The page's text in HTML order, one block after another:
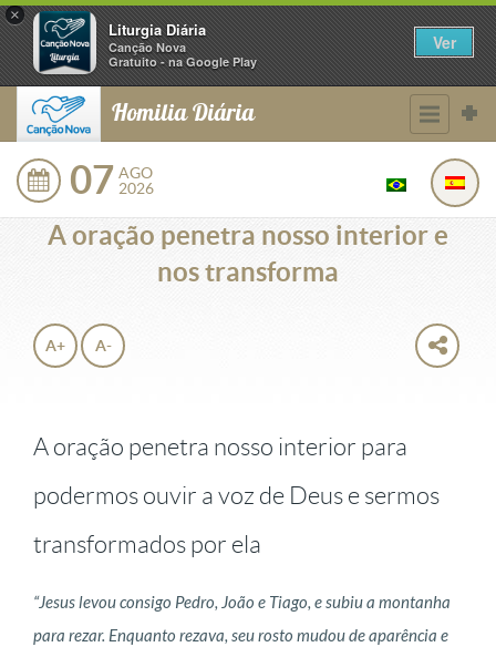
×
Liturgia Diária
Canção Nova
Gratuito - na Google Play
Ver
Homilia Diária
07 AGO
2026
A oração penetra nosso interior e
nos transforma
A+ A-
A oração penetra nosso interior para
podermos ouvir a voz de Deus e sermos
transformados por ela
“Jesus levou consigo Pedro, João e Tiago, e subiu a montanha
para rezar. Enquanto rezava, seu rosto mudou de aparência e